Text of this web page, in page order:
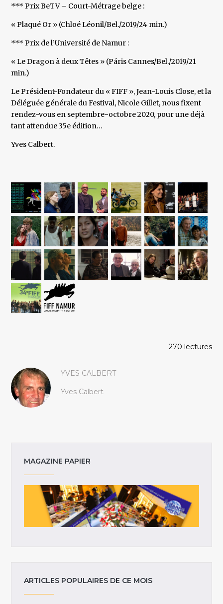
*** Prix BeTV – Court-Métrage belge :
« Plaqué Or » (Chloé Léonil/Bel./2019/24 min.)
*** Prix de l’Université de Namur :
« Le Dragon à deux Têtes » (Páris Cannes/Bel./2019/21
min.)
Le Président-Fondateur du « FIFF », Jean-Louis Close, et la
Déléguée générale du Festival, Nicole Gillet, nous fixent
rendez-vous en septembre-octobre 2020, pour une déjà
tant attendue 35e édition…
Yves Calbert.
270 lectures
YVES CALBERT
Yves Calbert
MAGAZINE PAPIER
ARTICLES POPULAIRES DE CE MOIS